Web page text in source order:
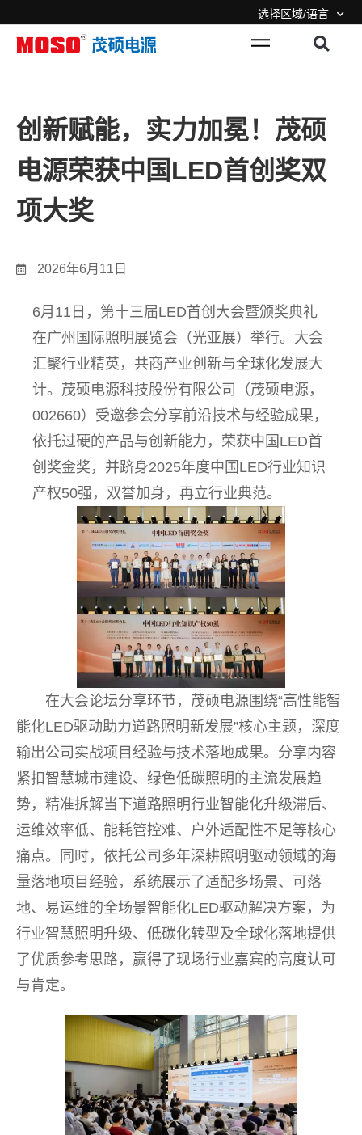
选择区域/语言
创新赋能，实力加冕！茂硕
电源荣获中国LED首创奖双
项大奖
2026年6月11日
6月11日，第十三届LED首创大会暨颁奖典礼
在广州国际照明展览会（光亚展）举行。大会
汇聚行业精英，共商产业创新与全球化发展大
计。 茂硕电源科技股份有限公司
（茂硕电源，
002660）受邀参会分享前沿技术与经验成果，
依托过硬的产品与创新能力，荣获中国LED首
创奖金奖，并跻身2025年度中国LED行业知识
产权50强，双誉加身，再立行业典范。
在大会论坛分享环节，茂硕电源围绕“高性能智
能化LED驱动助力道路照明新发展”核心主题，深度
输出公司实战项目经验与技术落地成果。分享内容
紧扣智慧城市建设、绿色低碳照明的主流发展趋
势，精准拆解当下道路照明行业智能化升级滞后、
运维效率低、能耗管控难、户外适配性不足等核心
痛点。同时，依托公司多年深耕照明驱动领域的海
量落地项目经验，系统展示了适配多场景、可落
地、易运维的全场景智能化LED驱动解决方案，为
行业智慧照明升级、低碳化转型及全球化落地提供
了优质参考思路，赢得了现场行业嘉宾的高度认可
与肯定。